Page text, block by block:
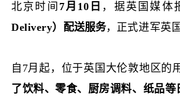
北京时间 7月10日 ，据英国媒体
Delivery） 配送服务， 正式进军英
自 7月起， 位于英国 大伦敦地区的
了饮料、零食、厨房调料、纸品等